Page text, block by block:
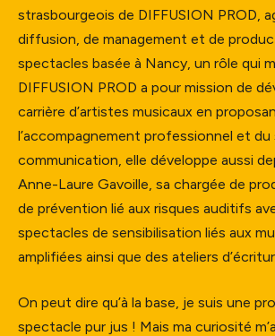
strasbourgeois de DIFFUSION PROD,
diffusion, de management et de
spectacles basée à Nancy, un rôle qui
DIFFUSION PROD a pour mission de
carrière d’artistes musicaux en
l’accompagnement professionnel et
communication, elle développe aussi
Anne-Laure Gavoille, sa chargée de
de prévention lié aux risques auditifs
spectacles de sensibilisation liés aux
amplifiées ainsi que des ateliers
On peut dire qu’à la base, je suis une
spectacle pur jus ! Mais ma curiosité